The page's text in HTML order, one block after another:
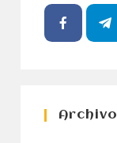
Archivo